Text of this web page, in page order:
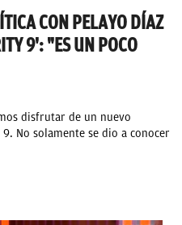
CON PELAYO DÍAZ
9': "ES UN POCO
disfrutar de un nuevo
No solamente se dio a conocer